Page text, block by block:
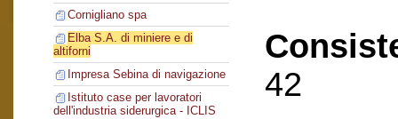
Cornigliano spa
Elba S.A. di miniere e di
altiforni
Impresa Sebina di navigazione
Istituto case per lavoratori
dell'industria siderurgica - ICLIS
42